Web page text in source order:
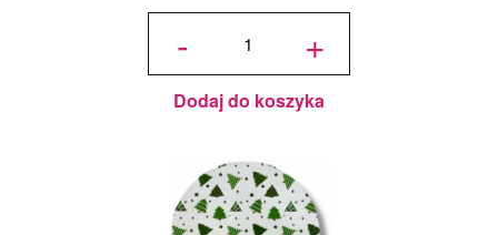
-
ilość Karton
36x36x45/30
cm Biały - 1
szt. +
Dodaj do koszyka